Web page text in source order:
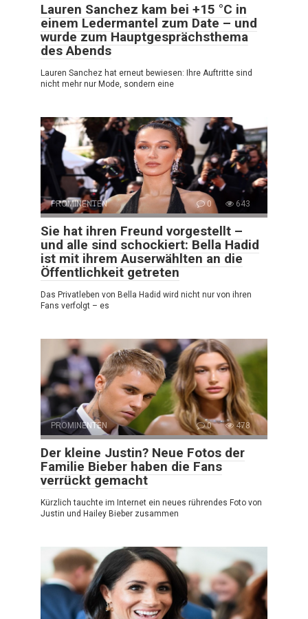
Lauren Sanchez kam bei +15 °C in
einem Ledermantel zum Date – und
wurde zum Hauptgesprächsthema
des Abends
Lauren Sanchez hat erneut bewiesen: Ihre Auftritte sind
nicht mehr nur Mode, sondern eine
PROMINENTEN 0 643
Sie hat ihren Freund vorgestellt –
und alle sind schockiert: Bella Hadid
ist mit ihrem Auserwählten an die
Öffentlichkeit getreten
Das Privatleben von Bella Hadid wird nicht nur von ihren
Fans verfolgt – es
PROMINENTEN 0 478
Der kleine Justin? Neue Fotos der
Familie Bieber haben die Fans
verrückt gemacht
Kürzlich tauchte im Internet ein neues rührendes Foto von
Justin und Hailey Bieber zusammen